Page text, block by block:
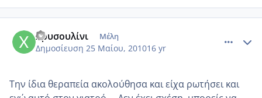
Χρυσουλίνι Μέλη
Δημοσίευση 25 Μαίου, 201016 yr
Την ίδια θεραπεία ακολούθησα και είχα ρωτήσει και